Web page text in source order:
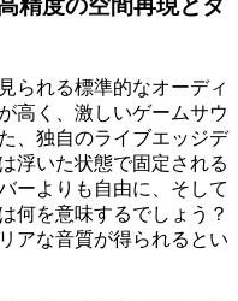
精度の空間再現とタ
られる標準的なオーディ
高く、激しいゲームサウ
、独自のライブエッジデ
浮いた状態で固定される
ーよりも自由に、そして
何を意味するでしょう？
アな音質が得られるとい